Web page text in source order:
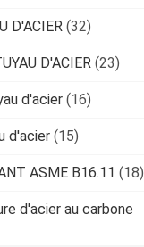
D'ACIER (32)
D'ACIER (23)
d'acier (16)
d'acier (15)
ASME B16.11 (18)
d'acier au carbone